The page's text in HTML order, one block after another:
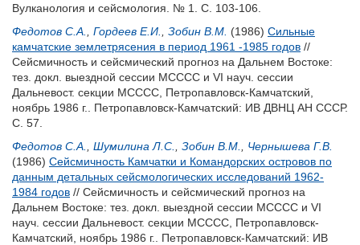
Вулканология и сейсмология. № 1. С. 103-106.
Федотов С.А.
Гордеев Е.И. Зобин В.М. (1986) Сильные
камчатские землетрясения в период 1961 -1985 годов //
Сейсмичность и сейсмический прогноз на Дальнем Востоке:
тез. докл. выездной сессии МСССС и VI науч. сессии
Дальневост. секции МСССС, Петропавловск-Камчатский,
ноябрь 1986 г.. Петропавловск-Камчатский: ИВ ДВНЦ АН СССР.
С. 57.
Федотов С.А.
Шумилина Л.С. Зобин В.М.
Чернышева Г.В.
(1986) Сейсмичность Камчатки и Командорских островов по
данным детальных сейсмологических исследований 1962-
1984 годов // Сейсмичность и сейсмический прогноз на
Дальнем Востоке: тез. докл. выездной сессии МСССС и VI
науч. сессии Дальневост. секции МСССС, Петропавловск-
Камчатский, ноябрь 1986 г.. Петропавловск-Камчатский: ИВ